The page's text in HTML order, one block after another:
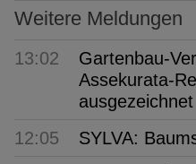
Weitere Meldungen
13:02
Gartenbau-
Assekurata-
ausgezeichnet
12:05
SYLVA: